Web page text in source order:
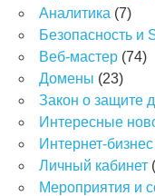
Аналитика (7)
Безопасность и
Веб-мастер (74)
Домены (23)
Закон о защите
Интересные
Интернет-бизнес
Личный кабинет
Мероприятия и